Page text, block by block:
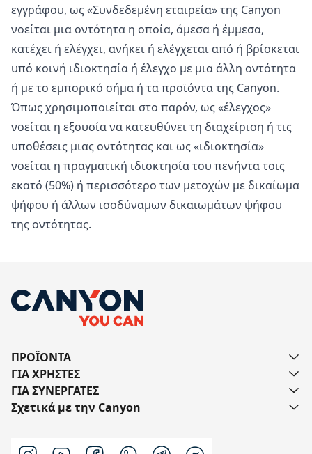
εγγράφου, ως «Συνδεδεμένη εταιρεία» της Canyon
νοείται μια οντότητα η οποία, άμεσα ή έμμεσα,
κατέχει ή ελέγχει, ανήκει ή ελέγχεται από ή βρίσκεται
υπό κοινή ιδιοκτησία ή έλεγχο με μια άλλη οντότητα
ή με το εμπορικό σήμα ή τα προϊόντα της Canyon.
Όπως χρησιμοποιείται στο παρόν, ως «έλεγχος»
νοείται η εξουσία να κατευθύνει τη διαχείριση ή τις
υποθέσεις μιας οντότητας και ως «ιδιοκτησία»
νοείται η πραγματική ιδιοκτησία του πενήντα τοις
εκατό (50%) ή περισσότερο των μετοχών με δικαίωμα
ψήφου ή άλλων ισοδύναμων δικαιωμάτων ψήφου
της οντότητας.
ΠΡΟΪΟΝΤΑ
ΓΙΑ ΧΡΗΣΤΕΣ
ΓΙΑ ΣΥΝΕΡΓΑΤΕΣ
Σχετικά με την Canyon